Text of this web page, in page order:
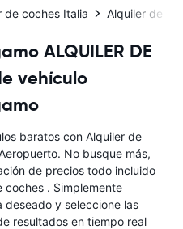
de coches Italia Alquiler de
ALQUILER DE
vehículo
baratos con Alquiler de
No busque más,
de precios todo incluido
coches . Simplemente
y seleccione las
resultados en tiempo real